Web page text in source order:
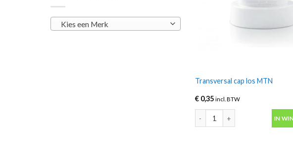
Kies een Merk
Transversal cap los MTN
€ 0,35 incl. BTW
IN